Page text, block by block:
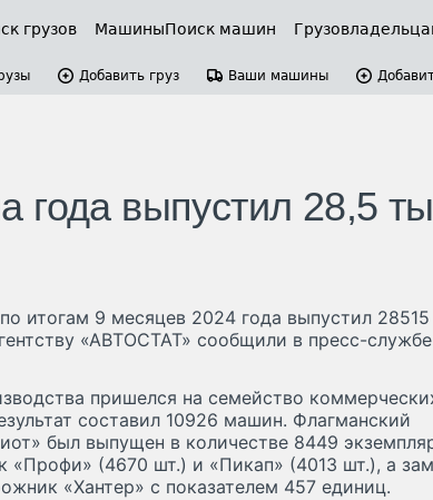
грузов МашиныПоиск машин
Добавить груз Ваши машины
года выпустил 28,5
итогам 9 месяцев 2024 года выпустил 28515
«АВТОСТАТ» сообщили в пресс-
пришелся на семейство
составил 10926 машин. Флагманский
был выпущен в количестве 8449
«Профи» (4670 шт.) и «Пикап» (4013 шт.), а
«Хантер» с показателем 457 единиц.